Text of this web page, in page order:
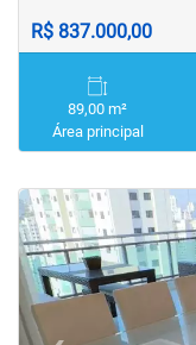
R$ 837.000,00
89,00 m²
Área principal
<<<<